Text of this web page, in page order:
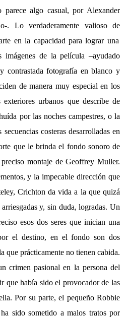
algo casual, por Alexander
. Lo verdaderamente valioso de
en la capacidad para lograr una
imágenes de la película –ayudado
contrastada fotografía en blanco y
de manera muy especial en los
exteriores urbanos que describe de
por las noches campestres, o la
costeras desarrolladas en
que le brinda el fondo sonoro de
montaje de Geoffrey Muller.
y la impecable dirección que
Crichton da vida a la que quizá
y, sin duda, logradas. Un
esos dos seres que inician una
el destino, en el fondo son dos
que prácticamente no tienen cabida.
crimen pasional en la persona del
que había sido el provocador de las
Por su parte, el pequeño Robbie
sido sometido a malos tratos por